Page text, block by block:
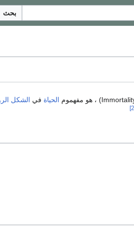
بحث
الحياة في الشكل